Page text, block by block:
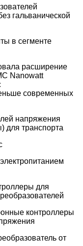
гальванической
в сегменте
расширение
Nanowatt
современных
напряжения
для транспорта
для
контроллеры
от